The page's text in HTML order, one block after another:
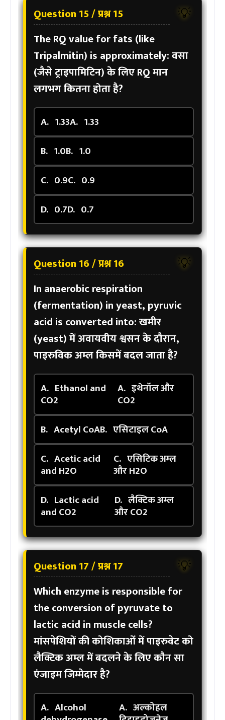
💡
Question 15 / प्रश्न 15
The RQ value for fats (like
Tripalmitin) is approximately:वसा
(जैसे ट्राइपामिटिन) के लिए RQ मान
लगभग कितना होता है?
A. 1.33A. 1.33
B. 1.0B. 1.0
C. 0.9C. 0.9
D. 0.7D. 0.7
💡
Question 16 / प्रश्न 16
In anaerobic respiration
(fermentation) in yeast, pyruvic
acid is converted into:खमीर
(yeast) में अवायवीय श्वसन के दौरान,
पाइरुविक अम्ल किसमें बदल जाता है?
A. Ethanol and
CO2
A. इथेनॉल और
CO2
B. Acetyl CoAB. एसिटाइल CoA
C. Acetic acid
and H2O
C. एसिटिक अम्ल
और H2O
D. Lactic acid
and CO2
D.लैक्टिक अम्ल
और CO2
💡
Question 17 / प्रश्न 17
Which enzyme is responsible for
the conversion of pyruvate to
lactic acid in muscle cells?
मांसपेशियों की कोशिकाओं में पाइरुवेट को
लैक्टिक अम्ल में बदलने के लिए कौन सा
एंजाइम जिम्मेदार है?
A. Alcohol A.अल्कोहल